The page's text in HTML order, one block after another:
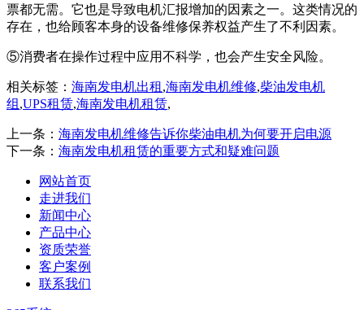
票都无需。它也是导致电机汇报增加的因素之一。这类情况的
存在，也给顾客本身的设备维修保养权益产生了不利因素。
⑤消费者在操作过程中应用不科学，也会产生安全风险。
相关标签： 海南发电机出租 ,海南发电机维修,柴油发电机
组 ,UPS租赁,海南发电机租赁,
上一条： 海南发电机维修告诉你柴油电机为何要开启电源
下一条： 海南发电机租赁的重要方式和疑难问题
网站首页
走进我们
新闻中心
产品中心
资质荣誉
客户案例
联系我们